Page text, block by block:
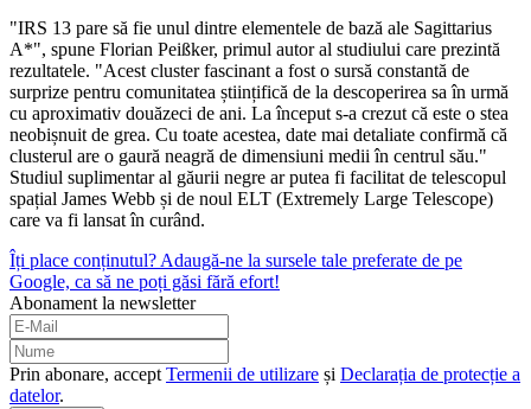
"IRS 13 pare să fie unul dintre elementele de bază ale Sagittarius
A*", spune Florian Peißker, primul autor al studiului care prezintă
rezultatele. "Acest cluster fascinant a fost o sursă constantă de
surprize pentru comunitatea științifică de la descoperirea sa în urmă
cu aproximativ douăzeci de ani. La început s-a crezut că este o stea
neobișnuit de grea. Cu toate acestea, date mai detaliate confirmă că
clusterul are o gaură neagră de dimensiuni medii în centrul său."
Studiul suplimentar al găurii negre ar putea fi facilitat de telescopul
spațial James Webb și de noul ELT (Extremely Large Telescope)
care va fi lansat în curând.
Îți place conținutul? Adaugă-ne la sursele tale preferate de pe
Google, ca să ne poți găsi fără efort!
Abonament la newsletter
Prin abonare, accept Termenii de utilizare și Declarația de protecție a
datelor.